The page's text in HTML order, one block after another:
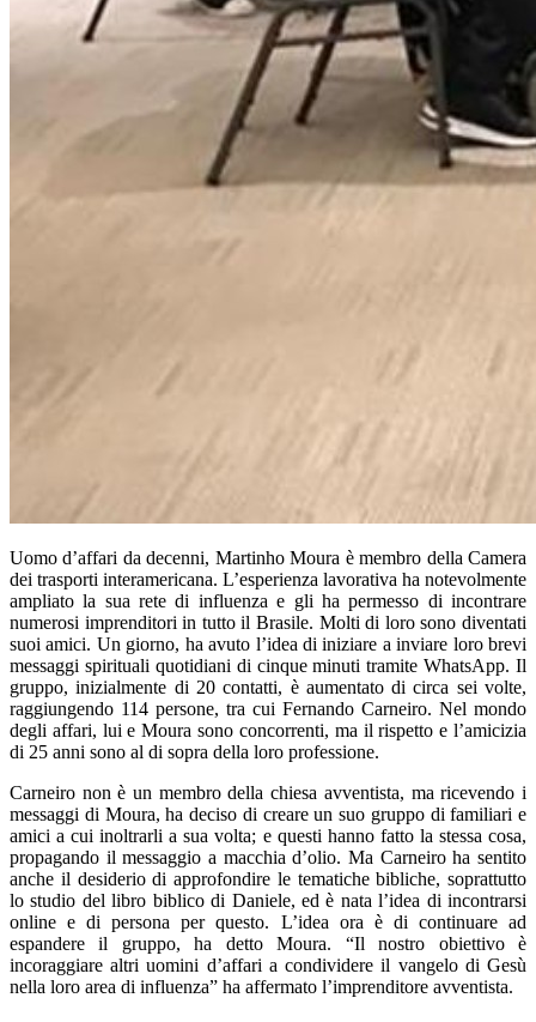
Uomo d’affari da decenni, Martinho Moura è membro della Camera
dei trasporti interamericana. L’esperienza lavorativa ha notevolmente
ampliato la sua rete di influenza e gli ha permesso di incontrare
numerosi imprenditori in tutto il Brasile. Molti di loro sono diventati
suoi amici. Un giorno, ha avuto l’idea di iniziare a inviare loro brevi
messaggi spirituali quotidiani di cinque minuti tramite WhatsApp. Il
gruppo, inizialmente di 20 contatti, è aumentato di circa sei volte,
raggiungendo 114 persone, tra cui Fernando Carneiro. Nel mondo
degli affari, lui e Moura sono concorrenti, ma il rispetto e l’amicizia
di 25 anni sono al di sopra della loro professione.
Carneiro non è un membro della chiesa avventista, ma ricevendo i
messaggi di Moura, ha deciso di creare un suo gruppo di familiari e
amici a cui inoltrarli a sua volta; e questi hanno fatto la stessa cosa,
propagando il messaggio a macchia d’olio. Ma Carneiro ha sentito
anche il desiderio di approfondire le tematiche bibliche, soprattutto
lo studio del libro biblico di Daniele, ed è nata l’idea di incontrarsi
online e di persona per questo. L’idea ora è di continuare ad
espandere il gruppo, ha detto Moura. “Il nostro obiettivo è
incoraggiare altri uomini d’affari a condividere il vangelo di Gesù
nella loro area di influenza” ha affermato l’imprenditore avventista.